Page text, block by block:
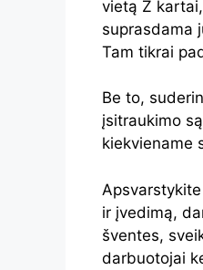
vietą Z
suprasdama
Tam tikrai
Be to,
įsitraukimo
kiekviename
ir įvedimą,
šventes,
darbuotojai